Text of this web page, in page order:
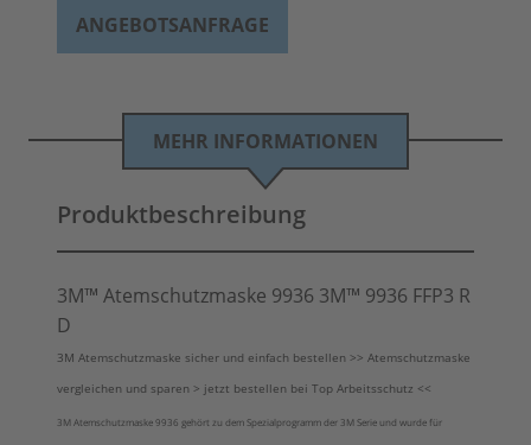
ANGEBOTSANFRAGE
MEHR INFORMATIONEN
Produktbeschreibung
3M™ Atemschutzmaske 9936 3M™ 9936 FFP3 R
D
3M Atemschutzmaske sicher und einfach bestellen >> Atemschutzmaske
vergleichen und sparen > jetzt bestellen bei Top Arbeitsschutz <<
3M Atemschutzmaske 9936 gehört zu dem Spezialprogramm der 3M Serie und wurde für